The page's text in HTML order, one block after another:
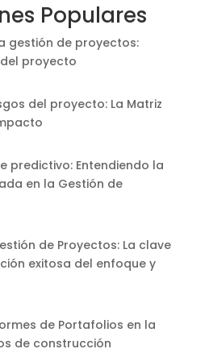
Populares
gestión de proyectos:
proyecto
del proyecto: La Matriz
predictivo: Entendiendo la
en la Gestión de
de Proyectos: La clave
exitosa del enfoque y
de Portafolios en la
de construcción